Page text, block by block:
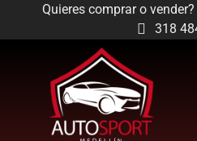
Quieres comprar o vender?
318